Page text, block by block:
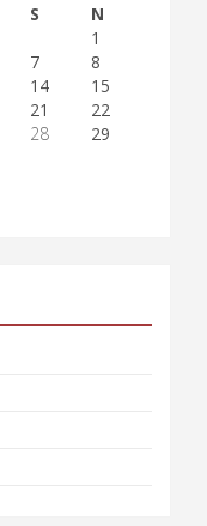
S
N
1
7
8
14
15
21
22
28
29